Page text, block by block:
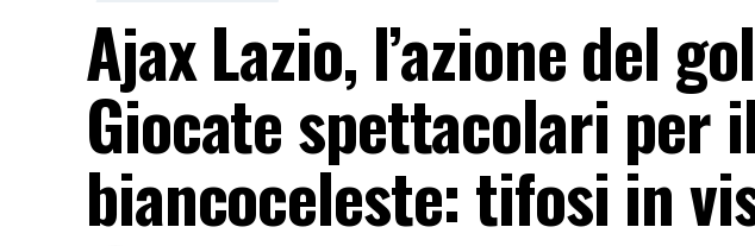
Ajax Lazio, l’azione del
Giocate spettacolari per
biancoceleste: tifosi in